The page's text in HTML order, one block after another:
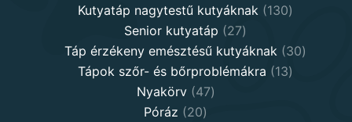
products
Kutyatáp nagytestű kutyáknak 130130
Senior kutyatáp 2727
products
Táp érzékeny emésztésű kutyáknak 3030
Tápok szőr- és bőrproblémákra 1313
Nyakörv 4747
Póráz 2020